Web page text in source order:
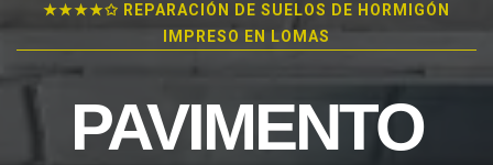
★★★★✩ REPARACIÓN DE SUELOS DE HORMIGÓN
IMPRESO EN LOMAS
PAVIMENTO